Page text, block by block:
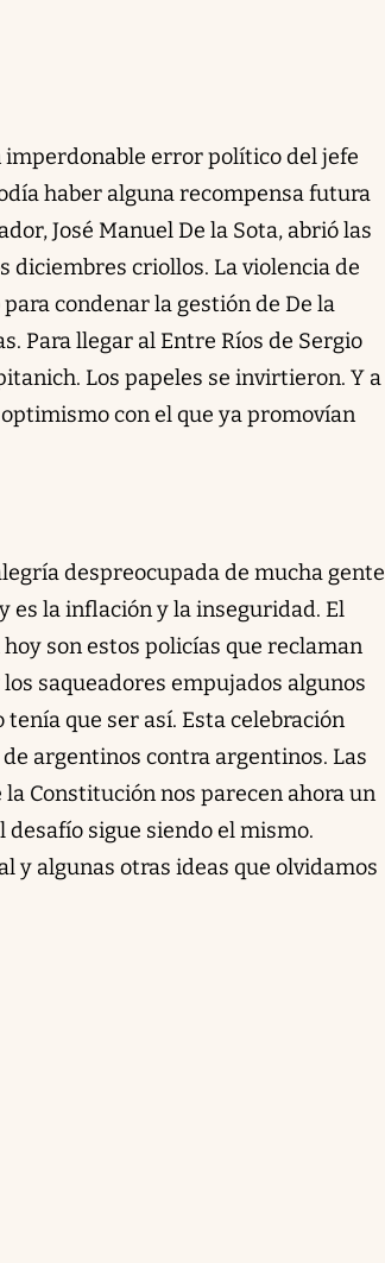
error político del jefe
haber alguna recompensa futura
José Manuel De la Sota, abrió las
diciembres criollos. La violencia de
condenar la gestión de De la
Para llegar al Entre Ríos de Sergio
Los papeles se invirtieron. Y a
con el que ya promovían
despreocupada de mucha gente
es la inflación y la inseguridad. El
son estos policías que reclaman
saqueadores empujados algunos
que ser así. Esta celebración
argentinos contra argentinos. Las
Constitución nos parecen ahora un
sigue siendo el mismo.
y algunas otras ideas que olvidamos